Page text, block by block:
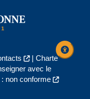
| Charte
avec le
non conforme